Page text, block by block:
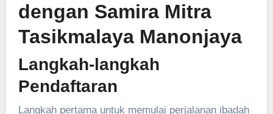
dengan Samira Mitra
Tasikmalaya Manonjaya
Langkah-langkah
Pendaftaran
Langkah pertama untuk memulai perjalanan ibadah